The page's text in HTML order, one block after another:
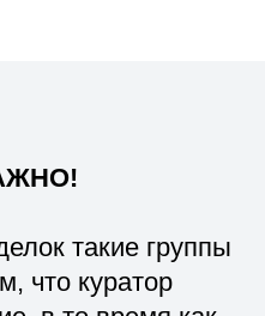
такие группы
что куратор